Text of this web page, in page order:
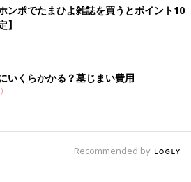
に2回」「夕方、トイレで気づいたけ
など、具体的に伝えられるようにしま
いるときなのか、立ち仕事など体を動
便時や排尿時なのかを伝えることによ
特定する際の参考になります。
ンポでたまひよ雑誌を買うとポイント10
】
いくらかかる？墓じまい費用
Recommended by